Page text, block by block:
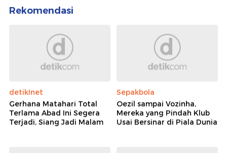
Rekomendasi
detikInet
Gerhana Matahari Total
Terlama Abad Ini Segera
Terjadi, Siang Jadi Malam
Sepakbola
Oezil sampai Vozinha,
Mereka yang Pindah Klub
Usai Bersinar di Piala Dunia